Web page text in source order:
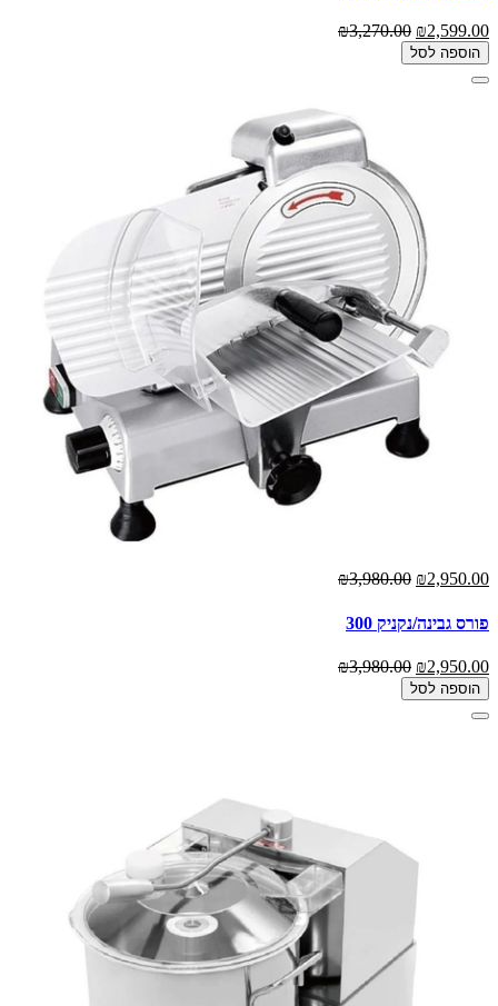
₪2,599.00
₪3,270.00
הוספה לסל
₪2,950.00
₪3,980.00
פורס גבינה/נקניק 300
₪2,950.00
₪3,980.00
הוספה לסל